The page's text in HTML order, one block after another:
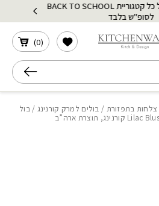
עד 30% הנחה על כל קטגוריית BACK TO SCHOOL
לסופ"ש בלבד
(
0
)
הרשימה שלי
צלחות בתפזורת / בולים למרק קורנינג / בול